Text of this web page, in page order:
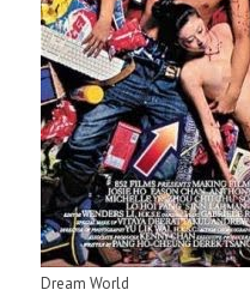
Dream World